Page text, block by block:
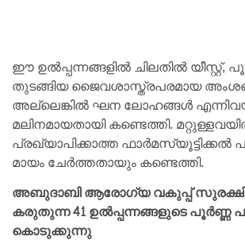
ഈ ഉൽപ്പന്നങ്ങളിൽ ചിലതിൽ യീസ്റ്റ്,
തുടങ്ങിയ ജൈവശാസ്ത്രപരമായ
അല്ലെങ്കിൽ ഘന ലോഹങ്ങൾ
മലിനമായതായി കണ്ടെത്തി.
പ്രഖ്യാപിക്കാത്ത ഫാർമസ്യൂട്ടിക്കൽ
മായം ചേർത്തതായും കണ്ടെത്തി.
അബുദാബി ആരോഗ്യ വകുപ്പ്
കരുതുന്ന 41 ഉൽപ്പന്നങ്ങളുടെ പൂർണ്ണ
കൊടുക്കുന്നു